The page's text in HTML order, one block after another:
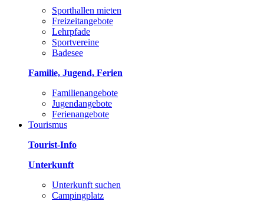
Sporthallen mieten
Freizeitangebote
Lehrpfade
Sportvereine
Badesee
Familie, Jugend, Ferien
Familienangebote
Jugendangebote
Ferienangebote
Tourismus
Tourist-Info
Unterkunft
Unterkunft suchen
Campingplatz